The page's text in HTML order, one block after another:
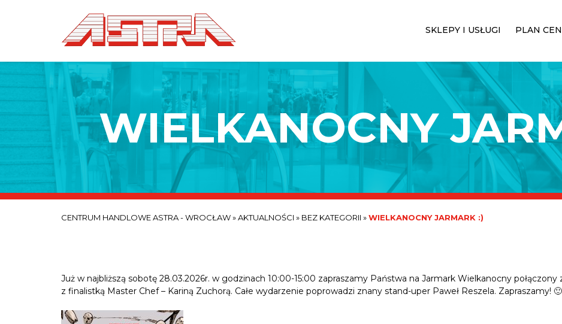
SKLEPY I USŁUGI PLAN
WIELKANOCNY
CENTRUM HANDLOWE ASTRA - WROCŁAW»AKTUALNOŚCI » BEZ KATEGORII »WIELKANOCNY JARMARK :)
Już w najbliższą sobotę 28.03.2026r. w godzinach 10:00-15:00 zapraszamy Państwa na Jarmark Wielkanocny
z finalistką Master Chef – Kariną Zuchorą. Całe wydarzenie poprowadzi znany stand-uper Paweł Reszela. Zapraszamy! 🙂